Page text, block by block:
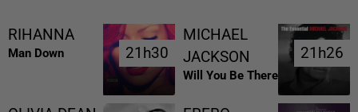
RIHANNA
Man Down 21h30
21h30
MICHAEL
JACKSON
Will You Be There
21h26
21h26